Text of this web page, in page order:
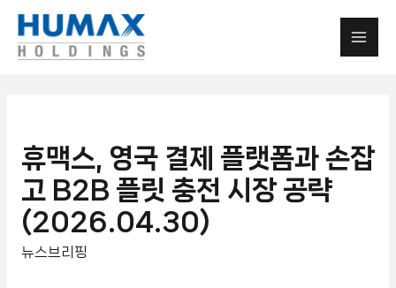
휴맥스, 영국 결제 플랫폼과 손잡
고 B2B 플릿 충전 시장 공략
(2026.04.30)
뉴스브리핑